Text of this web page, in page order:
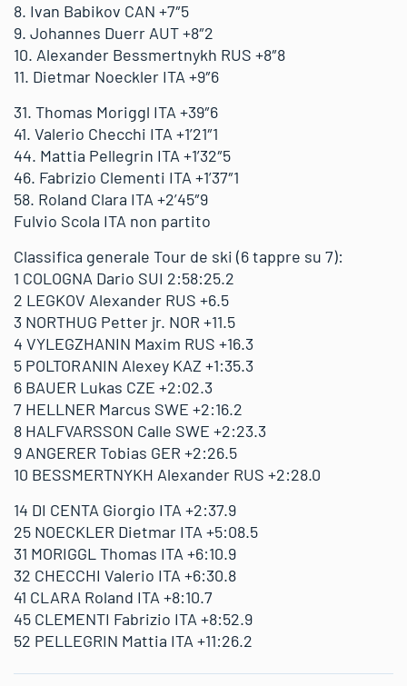
8. Ivan Babikov CAN +7″5
9. Johannes Duerr AUT +8″2
10. Alexander Bessmertnykh RUS +8″8
11. Dietmar Noeckler ITA +9″6
31. Thomas Moriggl ITA +39″6
41. Valerio Checchi ITA +1’21″1
44. Mattia Pellegrin ITA +1’32″5
46. Fabrizio Clementi ITA +1’37″1
58. Roland Clara ITA +2’45″9
Fulvio Scola ITA non partito
Classifica generale Tour de ski (6 tappre su 7):
1 COLOGNA Dario SUI 2:58:25.2
2 LEGKOV Alexander RUS +6.5
3 NORTHUG Petter jr. NOR +11.5
4 VYLEGZHANIN Maxim RUS +16.3
5 POLTORANIN Alexey KAZ +1:35.3
6 BAUER Lukas CZE +2:02.3
7 HELLNER Marcus SWE +2:16.2
8 HALFVARSSON Calle SWE +2:23.3
9 ANGERER Tobias GER +2:26.5
10 BESSMERTNYKH Alexander RUS +2:28.0
14 DI CENTA Giorgio ITA +2:37.9
25 NOECKLER Dietmar ITA +5:08.5
31 MORIGGL Thomas ITA +6:10.9
32 CHECCHI Valerio ITA +6:30.8
41 CLARA Roland ITA +8:10.7
45 CLEMENTI Fabrizio ITA +8:52.9
52 PELLEGRIN Mattia ITA +11:26.2